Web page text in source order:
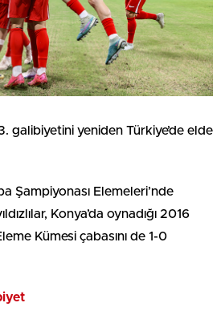
galibiyetini yeniden Türkiye’de elde
Şampiyonası Elemeleri’nde
Konya’da oynadığı 2016
Kümesi çabasını de 1-0